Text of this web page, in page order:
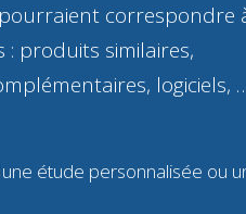
correspondre
: produits similaires,
logiciels,
une étude personnalisée ou